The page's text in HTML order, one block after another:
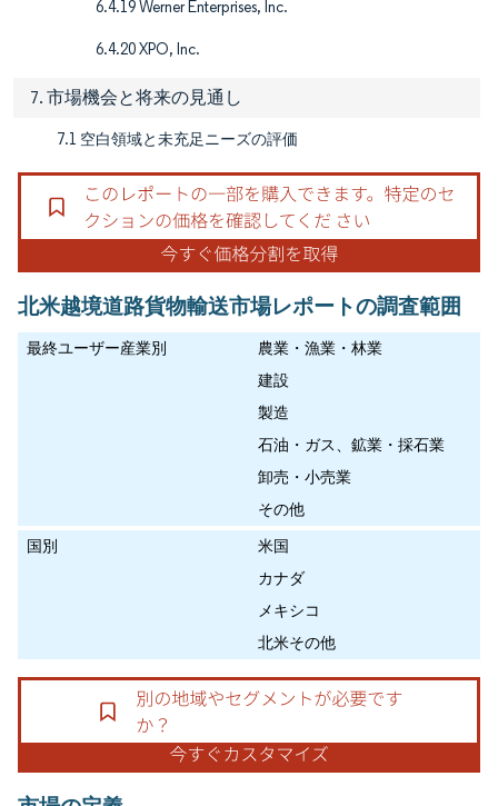
6.4.19 Werner Enterprises, Inc.
6.4.20 XPO, Inc.
7. 市場機会と将来の見通し
7.1 空白領域と未充足ニーズの評価
北米越境道路貨物輸送市場レポートの調査範囲
最終ユーザー産業別
農業・漁業・林業
建設
製造
石油・ガス、鉱業・採石業
卸売・小売業
その他
国別
米国
カナダ
メキシコ
北米その他